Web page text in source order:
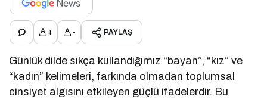
+ - PAYLAŞ
Günlük dilde sıkça kullandığımız “bayan”, “kız” ve
“kadın” kelimeleri, farkında olmadan toplumsal
cinsiyet algısını etkileyen güçlü ifadelerdir. Bu